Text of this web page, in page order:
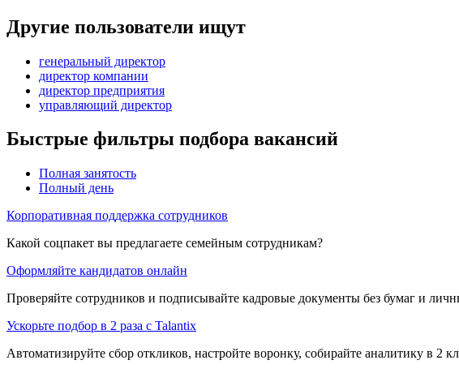
Другие пользователи ищут
генеральный директор
директор компании
директор предприятия
управляющий директор
Быстрые фильтры подбора вакансий
Полная занятость
Полный день
Корпоративная поддержка сотрудников
Какой соцпакет вы предлагаете семейным сотрудникам?
Оформляйте кандидатов онлайн
Проверяйте сотрудников и подписывайте кадровые документы без бумаг и
Ускорьте подбор в 2 раза с Talantix
Автоматизируйте сбор откликов, настройте воронку, собирайте аналитику в 2